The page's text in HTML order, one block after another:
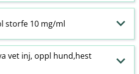
storfe 10 mg/ml
vet inj, oppl hund,hest